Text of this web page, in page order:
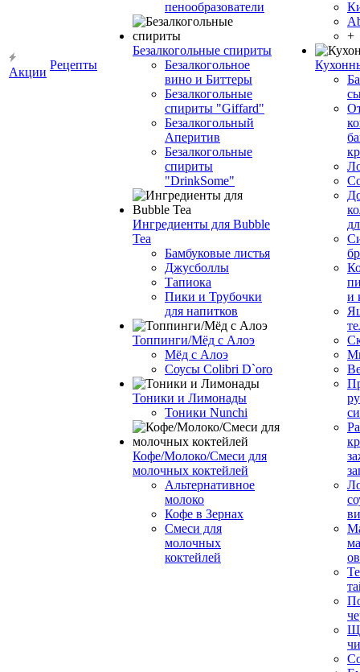
Акции
Рецепты
пенообразователи
Безалкогольные спириты
Безалкогольное
вино и Биттеры
Безалкогольные
спириты "Giffard"
Безалкогольный
Аперитив
Безалкогольные
спириты
"DrinkSome"
Ингредиенты для Bubble
Tea
Бамбуковые листья
Джусболлы
Тапиока
Пики и Трубочки
для напитков
Топпинги/Мёд с Алоэ
Мёд с Алоэ
Соусы Colibri D`oro
Тоники и Лимонады
Тоники Nunchi
Кофе/Молоко/Смеси для
молочных коктейлей
Альтернативное
молоко
Кофе в Зернах
Смеси для
молочных
коктейлей
+
и